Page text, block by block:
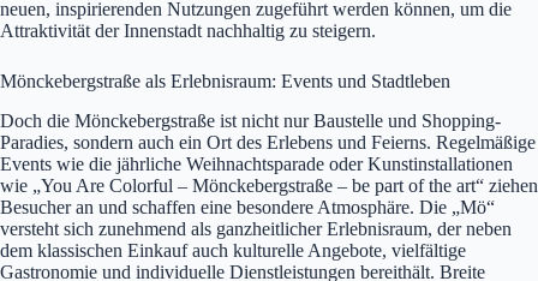
neuen, inspirierenden Nutzungen zugeführt werden können, um die
Attraktivität der Innenstadt nachhaltig zu steigern.
Mönckebergstraße als Erlebnisraum: Events und Stadtleben
Doch die Mönckebergstraße ist nicht nur Baustelle und Shopping-
Paradies, sondern auch ein Ort des Erlebens und Feierns. Regelmäßige
Events wie die jährliche Weihnachtsparade oder Kunstinstallationen
wie „You Are Colorful – Mönckebergstraße – be part of the art“ ziehen
Besucher an und schaffen eine besondere Atmosphäre. Die „Mö“
versteht sich zunehmend als ganzheitlicher Erlebnisraum, der neben
dem klassischen Einkauf auch kulturelle Angebote, vielfältige
Gastronomie und individuelle Dienstleistungen bereithält. Breite